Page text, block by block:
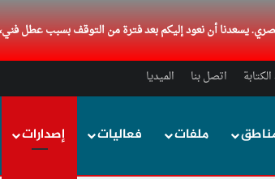
يسعدنا أن نعود إليكم بعد فترة من التوقف بسبب عطل
اتصل بنا الميديا
ملفات فعاليات إصدارات